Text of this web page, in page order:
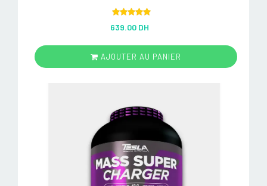
out of 5
639.00 DH
AJOUTER AU PANIER